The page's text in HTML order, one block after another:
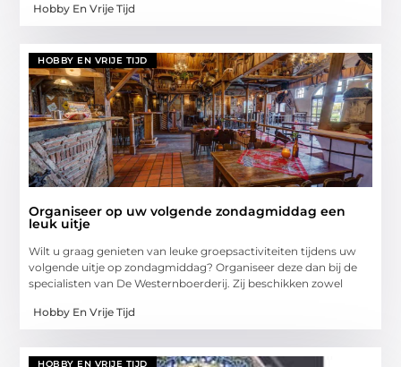
Hobby En Vrije Tijd
HOBBY EN VRIJE TIJD
Organiseer op uw volgende zondagmiddag een
leuk uitje
Wilt u graag genieten van leuke groepsactiviteiten tijdens uw
volgende uitje op zondagmiddag? Organiseer deze dan bij de
specialisten van De Westernboerderij. Zij beschikken zowel
Hobby En Vrije Tijd
HOBBY EN VRIJE TIJD